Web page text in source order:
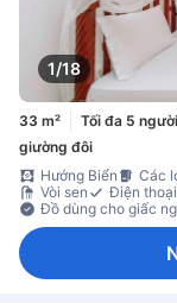
1/18
33 m² Tối đa 5
giường đôi
Hướng Biển
Các
Vòi sen
Điện thoại
Đồ dùng cho giấc